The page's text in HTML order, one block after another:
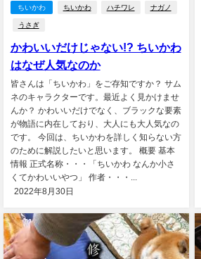
ちいかわ ちいかわ ハチワレ ナガノ
うさぎ
かわいいだけじゃない!? ちいかわ
はなぜ人気なのか
皆さんは「ちいかわ」をご存知ですか？ サム
ネのキャラクターです。最近よく見かけませ
んか？ かわいいだけでなく、ブラックな要素
が物語に内在しており、大人にも大人気なの
です。 今回は、ちいかわを詳しく知らない方
のために解説したいと思います。 概要 基本
情報 正式名称・・・「ちいかわ なんか小さ
くてかわいいやつ」 作者・・・...
2022年8月30日